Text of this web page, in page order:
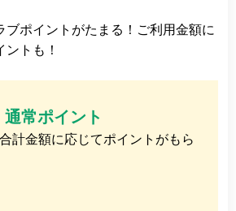
ブポイントがたまる！ご利用金額に
トも！
通常ポイント
計金額に応じてポイントがもら